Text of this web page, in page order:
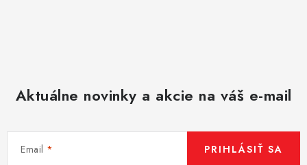
Aktuálne novinky a akcie na váš e-mail
Email PRIHLÁSIŤ SA